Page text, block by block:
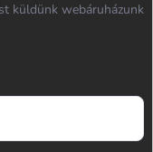
küldünk webáruházunk